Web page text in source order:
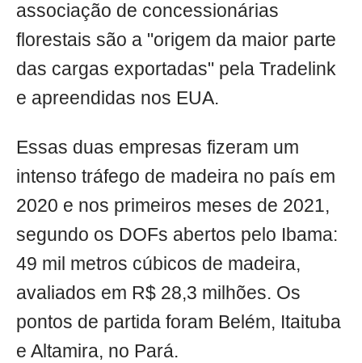
associação de concessionárias
florestais são a "origem da maior parte
das cargas exportadas" pela Tradelink
e apreendidas nos EUA.
Essas duas empresas fizeram um
intenso tráfego de madeira no país em
2020 e nos primeiros meses de 2021,
segundo os DOFs abertos pelo Ibama:
49 mil metros cúbicos de madeira,
avaliados em R$ 28,3 milhões. Os
pontos de partida foram Belém, Itaituba
e Altamira, no Pará.